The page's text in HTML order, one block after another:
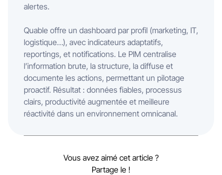
alertes.
Quable offre un dashboard par profil (marketing, IT,
logistique…), avec indicateurs adaptatifs,
reportings, et notifications. Le PIM centralise
l’information brute, la structure, la diffuse et
documente les actions, permettant un pilotage
proactif. Résultat : données fiables, processus
clairs, productivité augmentée et meilleure
réactivité dans un environnement omnicanal.
Vous avez aimé cet article ?
Partage le !